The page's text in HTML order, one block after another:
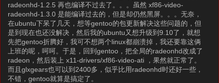
radeonhd-1.2.5 再也编译不过去了。。。虽然 xf86-video-
radeonhd-1.3.0 是能编译过去的，但是却仍然黑屏。。。无奈，
在ubuntu下呆了几天，想等gentoo的包更新解决这些问题的，但
是到现在也还没解决，然后我的ubuntu又想升级到9.10了，就想
先把gentoo折腾好，我可不想两个linux都崩溃掉，我还要靠这俩
上班的呢，呵呵。于是，回到gentoo，把全局的radeonhd改成了
radeon，然后装上 x11-drivers/xf86-video-ati ，果然就正常了。
而且glxgears也可以到2400多，似乎比用radeonhd时还好一些，
不错，gentoo就算是搞定了。